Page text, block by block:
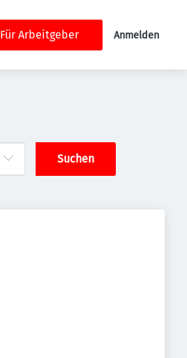
Für Arbeitgeber Anmelden
Suchen